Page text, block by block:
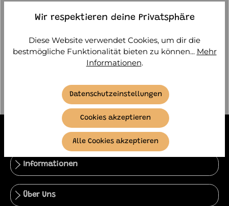
während er die Welt des Essens erkundet.
Keine Produkte gefunden.
Informationen
Über Uns
Wir respektieren deine Privatsphäre
Diese Website verwendet Cookies, um dir die
bestmögliche Funktionalität bieten zu können... Mehr
Informationen.
Datenschutzeinstellungen
Cookies akzeptieren
Alle Cookies akzeptieren